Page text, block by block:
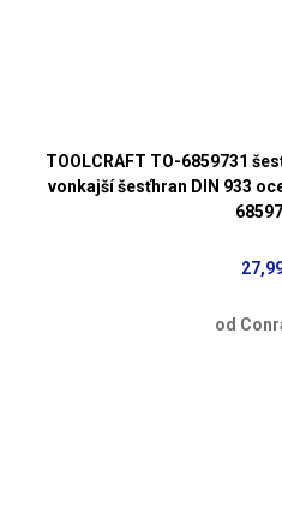
TOOLCRAFT TO-6859731
vonkajší šesťhran DIN 933
od